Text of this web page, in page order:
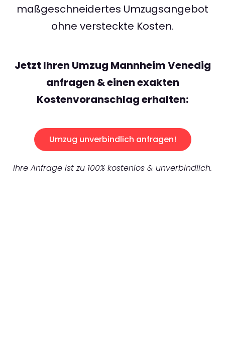
maßgeschneidertes Umzugsangebot
ohne versteckte Kosten.
Jetzt Ihren Umzug Mannheim Venedig
anfragen & einen exakten
Kostenvoranschlag erhalten:
Umzug unverbindlich anfragen!
Ihre Anfrage ist zu 100% kostenlos & unverbindlich.